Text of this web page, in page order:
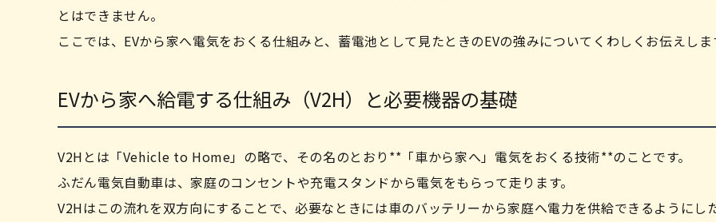
とはできません。
ここでは、EVから家へ電気をおくる仕組みと、蓄電池として見たときのEVの強みについてくわしくお伝えしま
EVから家へ給電する仕組み（V2H）と必要機器の基礎
V2Hとは「Vehicle to Home」の略で、その名のとおり**「車から家へ」電気をおくる技術**のことです。
ふだん電気自動車は、家庭のコンセントや充電スタンドから電気をもらって走ります。
V2Hはこの流れを双方向にすることで、必要なときには車のバッテリーから家庭へ電力を供給できるようにし